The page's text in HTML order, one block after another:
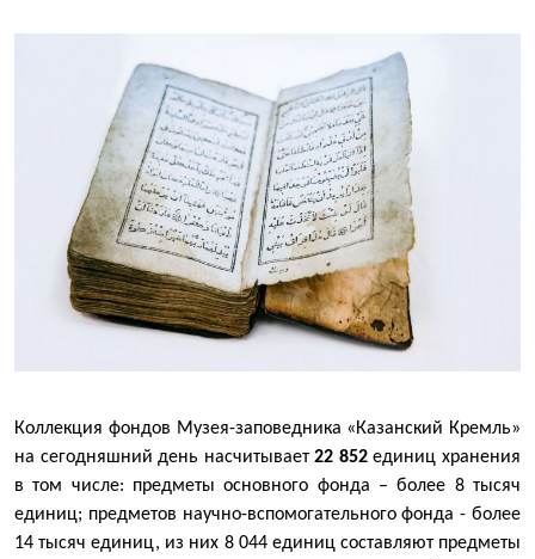
Коллекция фондов Музея-заповедника «Казанский Кремль»
на сегодняшний день насчитывает22 852единиц хранения
в том числе: предметы основного фонда – более 8 тысяч
единиц; предметов научно-вспомогательного фонда - более
14 тысяч единиц, из них 8 044 единиц составляют предметы